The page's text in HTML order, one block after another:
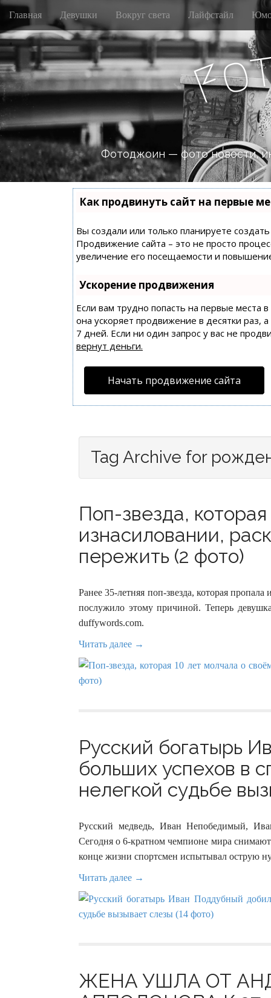
M
i
n
m
e
n
u
S
i
p
t
o
c
o
n
t
e
Главная Девушки Вокруг света Лайфстайл
Fo
Фотоджоин — фото новости,
Как продвинуть сайт на первые
Вы создали или только планируете
Продвижение сайта – это не просто
увеличение его посещаемости и
Ускорение продвижения
Если вам трудно попасть на первые места
она ускоряет продвижение в десятки раз,
7 дней. Если ни один запрос у вас не
вернут деньги.
Начать продвижение сайта
Tag Archive for
Поп-звезда,
изнасиловании,
пережить (2 фото)
Ранее 35-летняя поп-звезда, которая
послужило этому причиной. Теперь
duffywords.com.
Читать далее →
Русский богатырь
больших успехов в
нелегкой судьбе
Русский медведь, Иван Непобедимый,
Сегодня о 6-кратном чемпионе мира
конце жизни спортсмен испытывал острую
Читать далее →
ЖЕНА УШЛА ОТ